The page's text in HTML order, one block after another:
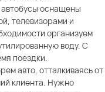
оснащены
телевизорами и
организуем
воду. С
поездки.
авто, отталкиваясь от
клиента. Нужно